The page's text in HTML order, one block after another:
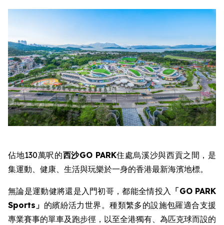
佔地130萬呎的西沙GO PARK住處烏溪沙與西貢之間，是
集運動、健康、生活與玩樂於一身的香港最新海濱地標。
無論是運動健將還是入門初哥，都能全情投入 「GO PARK
Sports 」 的繽紛活力世界。種類繁多的設施包羅適合支援
專業賽事的單車及跑步徑，以至全港獨有、為匹克球而設的